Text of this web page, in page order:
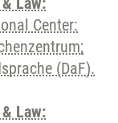
Center:
(DaF).
Law: